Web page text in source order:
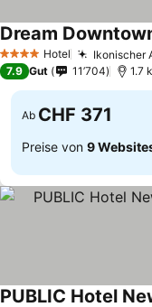
4 Sterne Hotel Ikonischer
Dream
7.9 Gut 11’704 1.7
Ab CHF 371
Preise von 9